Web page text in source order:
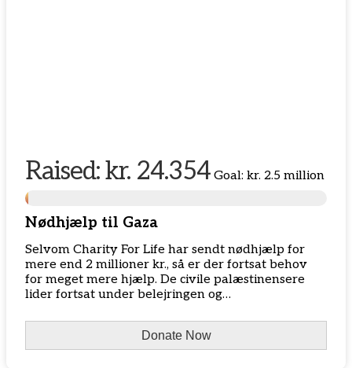
Raised:kr. 24.354 Goal: kr. 2.5 million
Nødhjælp til Gaza
Selvom Charity For Life har sendt nødhjælp for
mere end 2 millioner kr., så er der fortsat behov
for meget mere hjælp. De civile palæstinensere
lider fortsat under belejringen og…
Donate Now